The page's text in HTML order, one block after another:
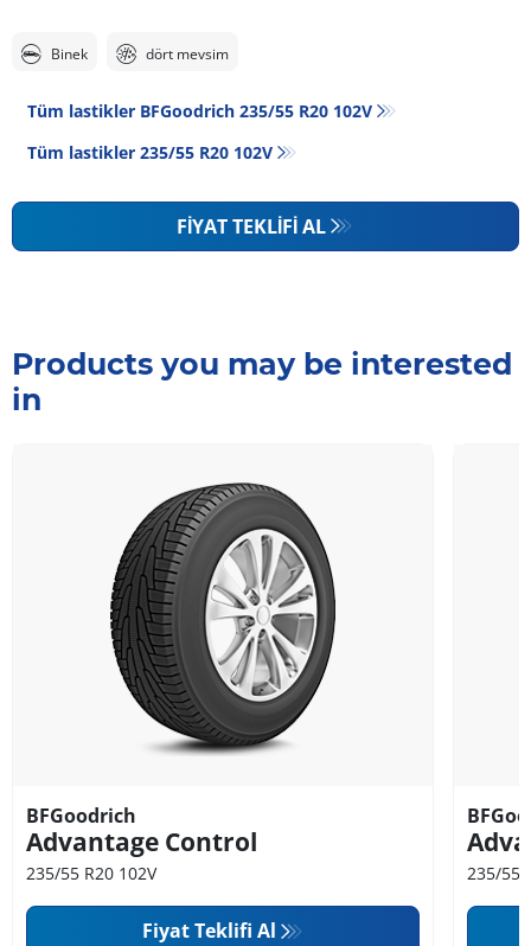
Binek dört mevsim
Tüm lastikler BFGoodrich 235/55 R20 102V
Tüm lastikler‎ 235/55 R20 102V
FIYAT TEKLIFI AL
Products you may be interested
in
BFGoodrich
Advantage Control
235/55 R20 102V
Fiyat Teklifi Al
235/55